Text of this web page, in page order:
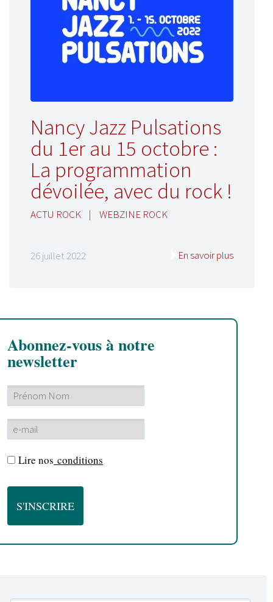
Nancy Jazz Pulsations
du 1er au 15 octobre :
La programmation
dévoilée, avec du rock !
ACTU ROCK | WEBZINE ROCK
26 juillet 2022 En savoir plus
Abonnez-vous à notre
newsletter
Lire nos conditions